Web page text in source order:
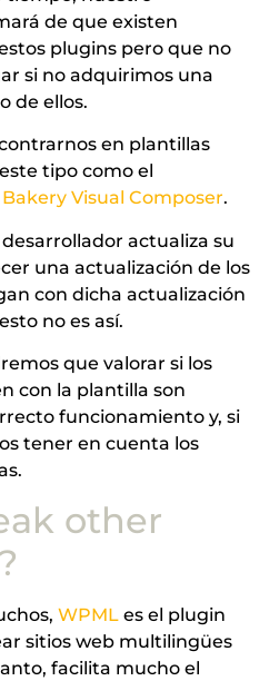
de que existen
plugins pero que no
si no adquirimos una
de ellos.
en plantillas
tipo como el
Bakery Visual Composer.
actualiza su
una actualización de los
con dicha actualización
no es así.
que valorar si los
con la plantilla son
funcionamiento y, si
tener en cuenta los
other
WPML es el plugin
sitios web multilingües
facilita mucho el